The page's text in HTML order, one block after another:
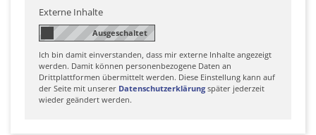
Externe Inhalte
Ich bin damit einverstanden, dass mir externe Inhalte angezeigt
werden. Damit können personenbezogene Daten an
Drittplattformen übermittelt werden. Diese Einstellung kann auf
der Seite mit unserer Datenschutzerklärung später jederzeit
wieder geändert werden.